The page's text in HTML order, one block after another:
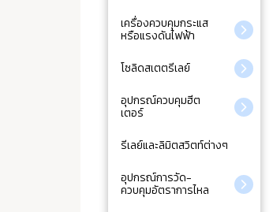
เครื่องควบคุมกระแส
หรือแรงดันไฟฟ้า
โซลิดสเตตรีเลย์
อุปกรณ์ควบคุมฮีต
เตอร์
รีเลย์และลิมิตสวิตท์ต่างๆ
อุปกรณ์การวัด-
ควบคุมอัตราการไหล